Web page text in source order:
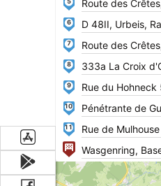
6
7
8
9
10
11